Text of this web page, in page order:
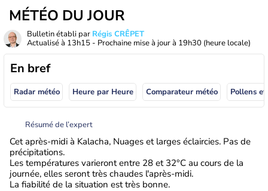
MÉTÉO DU JOUR
Bulletin établi par Régis CRÊPET
Actualisé à 13h15 - Prochaine mise à jour à 19h30 (heure locale)
En bref
Radar météo Heure par Heure Comparateur météo Pollens
Résumé de l’expert
Cet après-midi à Kalacha, Nuages et larges éclaircies. Pas de
précipitations.
Les températures varieront entre 28 et 32°C au cours de la
journée, elles seront très chaudes l'après-midi.
La fiabilité de la situation est très bonne.